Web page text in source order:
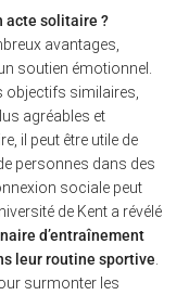
acte solitaire ?
avantages,
soutien émotionnel.
objectifs similaires,
agréables et
il peut être utile de
personnes dans des
sociale peut
de Kent a révélé
d’entraînement
leur routine sportive
surmonter les